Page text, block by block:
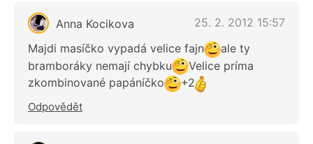
Anna Kocikova
25. 2. 2012 15:57
Majdi masíčko vypadá velice fajn
ale ty
bramboráky nemají chybku
Velice príma
zkombinované papáníčko
+2
Odpovědět